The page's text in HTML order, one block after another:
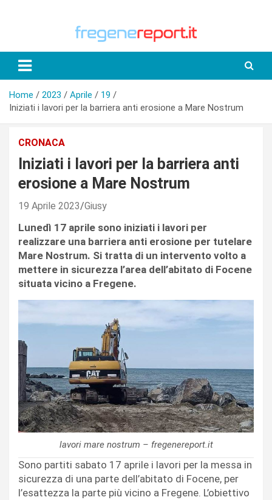
Home 2023 Aprile
19
Iniziati i lavori per la barriera anti erosione a Mare Nostrum
CRONACA
Iniziati i lavori per la barriera anti
erosione a Mare Nostrum
19 Aprile 2023 Giusy
Lunedì 17 aprile sono iniziati i lavori per
realizzare una barriera anti erosione per tutelare
Mare Nostrum. Si tratta di un intervento volto a
mettere in sicurezza l’area dell’abitato di Focene
situata vicino a Fregene.
lavori mare nostrum – fregenereport.it
Sono partiti sabato 17 aprile i lavori per la messa in
sicurezza di una parte dell’abitato di Focene, per
l’esattezza la parte più vicino a Fregene. L’obiettivo